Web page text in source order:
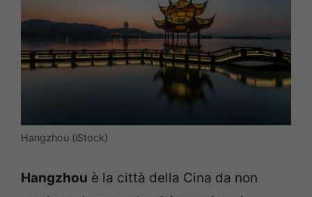
Hangzhou (iStock)
Hangzhou è la città della Cina da non